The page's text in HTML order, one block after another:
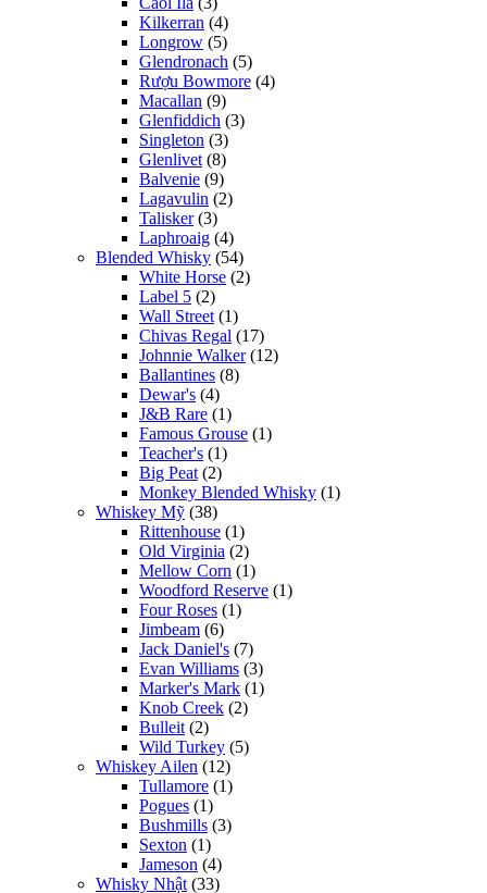
Kilkerran (4)
Longrow (5)
Glendronach (5)
Rượu Bowmore (4)
Macallan (9)
Glenfiddich (3)
Singleton (3)
Glenlivet (8)
Balvenie (9)
Lagavulin (2)
Talisker (3)
Laphroaig (4)
Blended Whisky (54)
White Horse (2)
Label 5 (2)
Wall Street (1)
Chivas Regal (17)
Johnnie Walker (12)
Ballantines (8)
Dewar's (4)
J&B Rare (1)
Famous Grouse (1)
Teacher's (1)
Big Peat (2)
Monkey Blended Whisky (1)
Whiskey Mỹ (38)
Rittenhouse (1)
Old Virginia (2)
Mellow Corn (1)
Woodford Reserve (1)
Four Roses (1)
Jimbeam (6)
Jack Daniel's (7)
Evan Williams (3)
Marker's Mark (1)
Knob Creek (2)
Bulleit (2)
Wild Turkey (5)
Whiskey Ailen (12)
Tullamore (1)
Pogues (1)
Bushmills (3)
Sexton (1)
Jameson (4)
Whisky Nhật (33)